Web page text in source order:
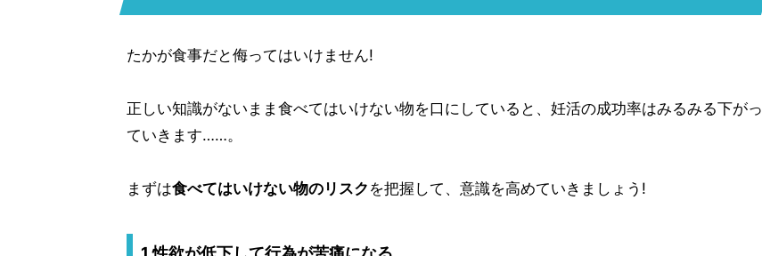
たかが食事だと侮ってはいけません!
正しい知識がないまま食べてはいけない物を口にしていると、妊活の成功率はみるみる下がっ
ていきます……。
まずは食べてはいけない物のリスク を把握して、意識を高めていきましょう!